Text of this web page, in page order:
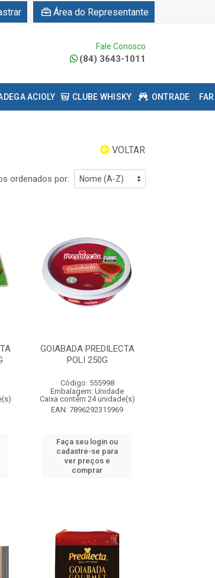
Área do Representante
Fale Conosco
(84) 3643-1011
ACIOLY CLUBE WHISKY ONTRADE
VOLTAR
ordenados por:
GOIABADA PREDILECTA
POLI 250G
Código: 555998
Embalagem: Unidade
Caixa contém 24 unidade(s)
EAN: 7896292315969
Faça seu login ou
cadastre-se para
ver preços e
comprar